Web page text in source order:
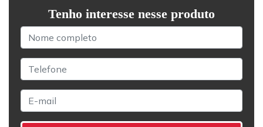
Tenho interesse nesse produto